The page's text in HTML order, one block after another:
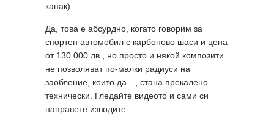
капак).
Да, това е абсурдно, когато говорим за
спортен автомобил с карбоново шаси и цена
от 130 000 лв., но просто и някой композити
не позволяват по-малки радиуси на
заобление, които да…, стана прекалено
технически. Гледайте видеото и сами си
направете извoдите.